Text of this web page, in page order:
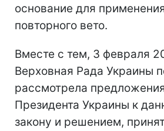
основание для
повторного вето.
Вместе с тем, 3 февраля
Верховная Рада Украины
рассмотрела
Президента Украины к
закону и решением,